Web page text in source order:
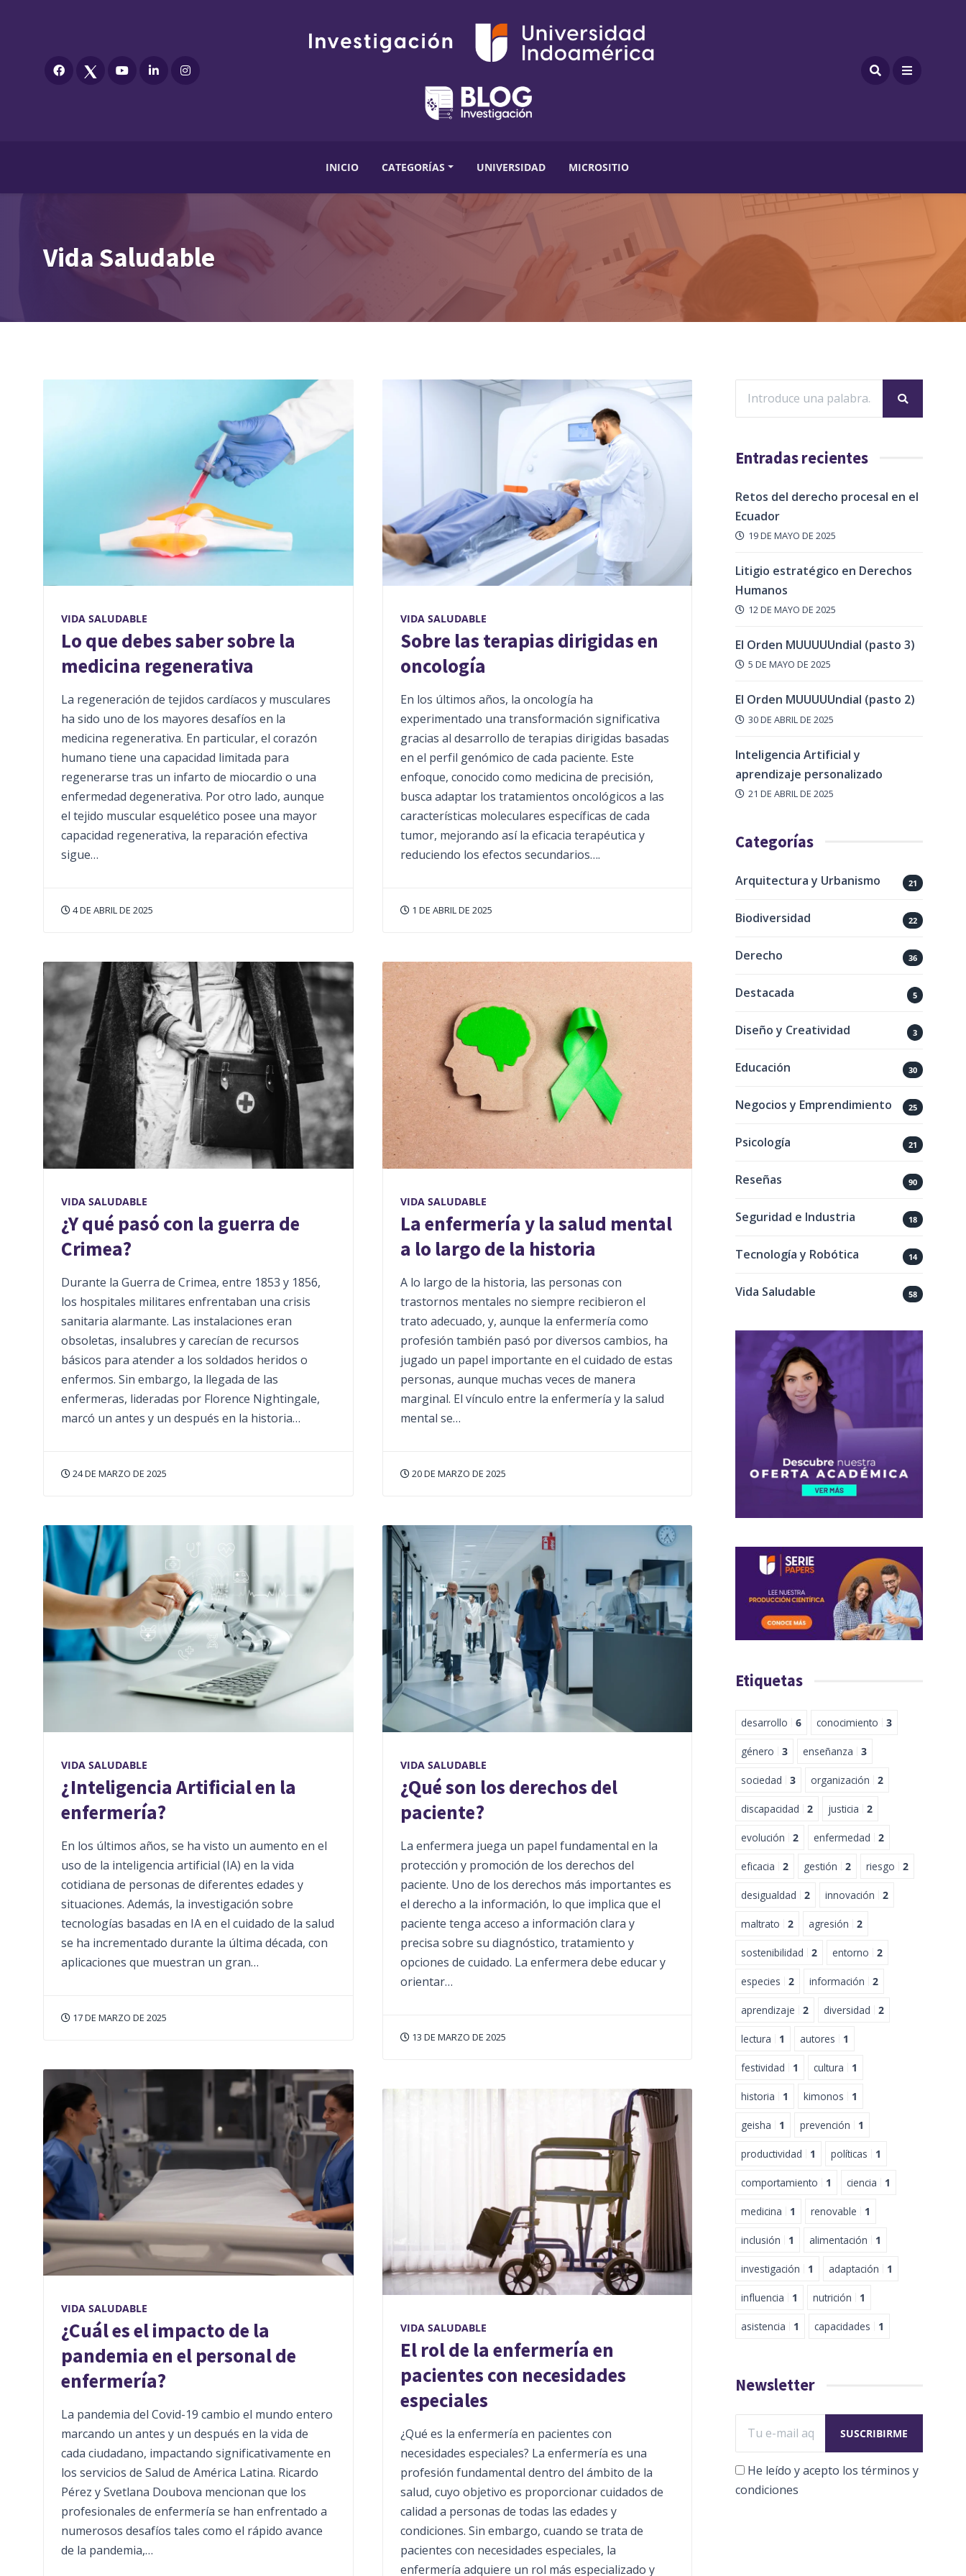
INICIO CATEGORÍAS UNIVERSIDAD MICROSITIO
Vida Saludable
VIDA SALUDABLE
Lo que debes saber sobre la
medicina regenerativa
La regeneración de tejidos cardíacos y musculares
ha sido uno de los mayores desafíos en la
medicina regenerativa. En particular, el corazón
humano tiene una capacidad limitada para
regenerarse tras un infarto de miocardio o una
enfermedad degenerativa. Por otro lado, aunque
el tejido muscular esquelético posee una mayor
capacidad regenerativa, la reparación efectiva
sigue…
4 DE ABRIL DE 2025
VIDA SALUDABLE
¿Y qué pasó con la guerra de
Crimea?
Durante la Guerra de Crimea, entre 1853 y 1856,
los hospitales militares enfrentaban una crisis
sanitaria alarmante. Las instalaciones eran
obsoletas, insalubres y carecían de recursos
básicos para atender a los soldados heridos o
enfermos. Sin embargo, la llegada de las
enfermeras, lideradas por Florence Nightingale,
marcó un antes y un después en la historia…
24 DE MARZO DE 2025
VIDA SALUDABLE
¿Inteligencia Artificial en la
enfermería?
En los últimos años, se ha visto un aumento en el
uso de la inteligencia artificial (IA) en la vida
cotidiana de personas de diferentes edades y
situaciones. Además, la investigación sobre
tecnologías basadas en IA en el cuidado de la salud
se ha incrementado durante la última década, con
aplicaciones que muestran un gran…
17 DE MARZO DE 2025
VIDA SALUDABLE
¿Cuál es el impacto de la
pandemia en el personal de
enfermería?
La pandemia del Covid-19 cambio el mundo entero
marcando un antes y un después en la vida de
cada ciudadano, impactando significativamente en
los servicios de Salud de América Latina. Ricardo
Pérez y Svetlana Doubova mencionan que los
profesionales de enfermería se han enfrentado a
numerosos desafíos tales como el rápido avance
de la pandemia,…
VIDA SALUDABLE
Sobre las terapias dirigidas en
oncología
En los últimos años, la oncología ha
experimentado una transformación significativa
gracias al desarrollo de terapias dirigidas basadas
en el perfil genómico de cada paciente. Este
enfoque, conocido como medicina de precisión,
busca adaptar los tratamientos oncológicos a las
características moleculares específicas de cada
tumor, mejorando así la eficacia terapéutica y
reduciendo los efectos secundarios….
1 DE ABRIL DE 2025
VIDA SALUDABLE
La enfermería y la salud mental
a lo largo de la historia
A lo largo de la historia, las personas con
trastornos mentales no siempre recibieron el
trato adecuado, y, aunque la enfermería como
profesión también pasó por diversos cambios, ha
jugado un papel importante en el cuidado de estas
personas, aunque muchas veces de manera
marginal. El vínculo entre la enfermería y la salud
mental se…
20 DE MARZO DE 2025
VIDA SALUDABLE
¿Qué son los derechos del
paciente?
La enfermera juega un papel fundamental en la
protección y promoción de los derechos del
paciente. Uno de los derechos más importantes es
el derecho a la información, lo que implica que el
paciente tenga acceso a información clara y
precisa sobre su diagnóstico, tratamiento y
opciones de cuidado. La enfermera debe educar y
orientar…
13 DE MARZO DE 2025
VIDA SALUDABLE
El rol de la enfermería en
pacientes con necesidades
especiales
¿Qué es la enfermería en pacientes con
necesidades especiales? La enfermería es una
profesión fundamental dentro del ámbito de la
salud, cuyo objetivo es proporcionar cuidados de
calidad a personas de todas las edades y
condiciones. Sin embargo, cuando se trata de
pacientes con necesidades especiales, la
enfermería adquiere un rol más especializado y
Entradas recientes
Retos del derecho procesal en el
Ecuador
19 DE MAYO DE 2025
Litigio estratégico en Derechos
Humanos
12 DE MAYO DE 2025
El Orden MUUUUUndial (pasto 3)
5 DE MAYO DE 2025
El Orden MUUUUUndial (pasto 2)
30 DE ABRIL DE 2025
Inteligencia Artificial y
aprendizaje personalizado
21 DE ABRIL DE 2025
Categorías
Arquitectura y Urbanismo 21
Biodiversidad 22
Derecho 36
Destacada 5
Diseño y Creatividad 3
Educación 30
Negocios y Emprendimiento 25
Psicología 21
Reseñas 90
Seguridad e Industria 18
Tecnología y Robótica 14
Vida Saludable 58
Etiquetas
desarrollo 6 conocimiento 3
género 3 enseñanza 3
sociedad 3 organización 2
discapacidad 2 justicia 2
evolución 2 enfermedad 2
eficacia 2 gestión 2 riesgo 2
desigualdad 2 innovación 2
maltrato 2 agresión 2
sostenibilidad 2 entorno 2
especies 2 información 2
aprendizaje 2 diversidad 2
lectura 1 autores 1
festividad 1 cultura 1
historia 1 kimonos 1
geisha 1 prevención 1
productividad 1 políticas 1
comportamiento 1 ciencia 1
medicina 1 renovable 1
inclusión 1 alimentación 1
investigación 1 adaptación 1
influencia 1 nutrición 1
asistencia 1 capacidades 1
Newsletter
He leído y acepto los términos y
condiciones